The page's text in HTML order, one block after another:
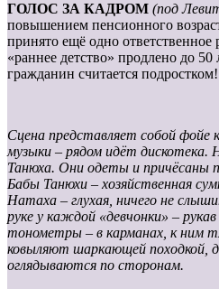
ГОЛОС ЗА КАДРОМ (под
повышением пенсионного
принято ещё одно
«раннее детство» продлено до
гражданин считается подростком!
Сцена представляет собой фойе
музыки – рядом идёт
Танюха. Они одеты и причёсаны
Бабы Танюхи – хозяйственная
Натаха – глухая, ничего не
руке у каждой «девчонки» –
тонометры – в карманах, к ним
ковыляют шаркающей походкой,
оглядываются по сторонам.